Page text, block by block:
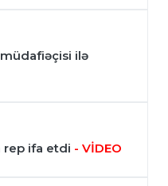
ilə
rep ifa etdi - VİDEO